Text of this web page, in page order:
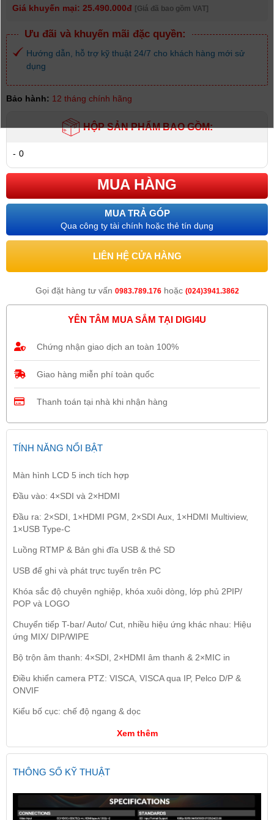
Giá khuyến mại: 25.490.000đ [Giá đã bao gồm VAT]
Ưu đãi và khuyến mãi đặc quyền:
Hướng dẫn, hỗ trợ kỹ thuật 24/7 cho khách hàng mới sử
dụng
Bảo hành: 12 tháng chính hãng
HỘP SẢN PHẨM BAO GỒM:
- 0
MUA HÀNG
MUA TRẢ GÓP
Qua công ty tài chính hoặc thẻ tín dụng
LIÊN HỆ CỬA HÀNG
Gọi đặt hàng tư vấn 0983.789.176hoặc (024)3941.3862
YÊN TÂM MUA SẮM TẠI DIGI4U
Chứng nhận giao dịch an toàn 100%
Giao hàng miễn phí toàn quốc
Thanh toán tại nhà khi nhận hàng
TÍNH NĂNG NỔI BẬT
Màn hình LCD 5 inch tích hợp
Đầu vào: 4×SDI và 2×HDMI
Đầu ra: 2×SDI, 1×HDMI PGM, 2×SDI Aux, 1×HDMI Multiview,
1×USB Type-C
Luồng RTMP & Bản ghi đĩa USB & thẻ SD
USB để ghi và phát trực tuyến trên PC
Khóa sắc độ chuyên nghiệp, khóa xuôi dòng, lớp phủ 2PIP/
POP và LOGO
Chuyển tiếp T-bar/ Auto/ Cut, nhiều hiệu ứng khác nhau: Hiệu
ứng MIX/ DIP/WIPE
Bộ trộn âm thanh: 4×SDI, 2×HDMI âm thanh & 2×MIC in
Điều khiển camera PTZ: VISCA, VISCA qua IP, Pelco D/P &
ONVIF
Kiểu bố cục: chế độ ngang & dọc
Xem thêm
THÔNG SỐ KỸ THUẬT